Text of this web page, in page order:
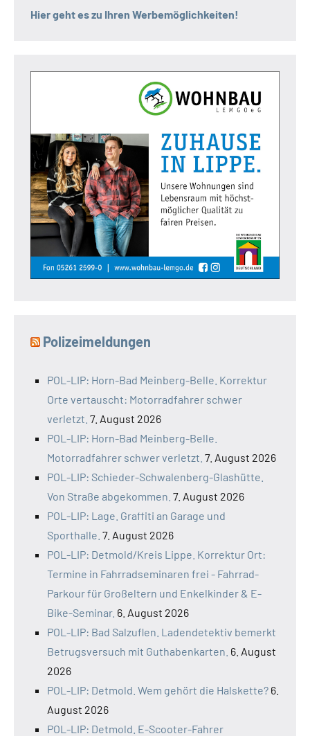
Hier geht es zu Ihren Werbemöglichkeiten!
Polizeimeldungen
POL-LIP: Horn-Bad Meinberg-Belle. Korrektur
Orte vertauscht: Motorradfahrer schwer
verletzt. 7. August 2026
POL-LIP: Horn-Bad Meinberg-Belle.
Motorradfahrer schwer verletzt. 7. August 2026
POL-LIP: Schieder-Schwalenberg-Glashütte.
Von Straße abgekommen. 7. August 2026
POL-LIP: Lage. Graffiti an Garage und
Sporthalle. 7. August 2026
POL-LIP: Detmold/Kreis Lippe. Korrektur Ort:
Termine in Fahrradseminaren frei - Fahrrad-
Parkour für Großeltern und Enkelkinder & E-
Bike-Seminar. 6. August 2026
POL-LIP: Bad Salzuflen. Ladendetektiv bemerkt
Betrugsversuch mit Guthabenkarten. 6. August
2026
POL-LIP: Detmold. Wem gehört die Halskette? 6.
August 2026
POL-LIP: Detmold. E-Scooter-Fahrer